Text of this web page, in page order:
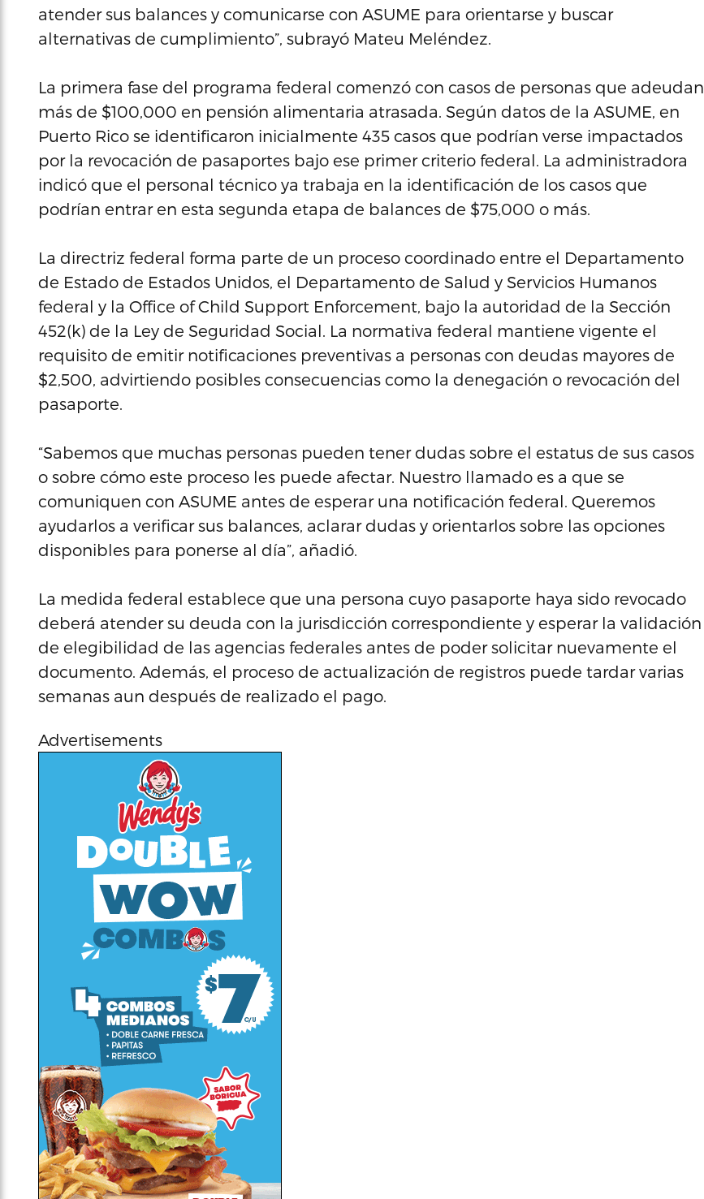
atender sus balances y comunicarse con ASUME para orientarse y buscar
alternativas de cumplimiento”, subrayó Mateu Meléndez.
La primera fase del programa federal comenzó con casos de personas que adeudan
más de $100,000 en pensión alimentaria atrasada. Según datos de la ASUME, en
Puerto Rico se identificaron inicialmente 435 casos que podrían verse impactados
por la revocación de pasaportes bajo ese primer criterio federal. La administradora
indicó que el personal técnico ya trabaja en la identificación de los casos que
podrían entrar en esta segunda etapa de balances de $75,000 o más.
La directriz federal forma parte de un proceso coordinado entre el Departamento
de Estado de Estados Unidos, el Departamento de Salud y Servicios Humanos
federal y la Office of Child Support Enforcement, bajo la autoridad de la Sección
452(k) de la Ley de Seguridad Social. La normativa federal mantiene vigente el
requisito de emitir notificaciones preventivas a personas con deudas mayores de
$2,500, advirtiendo posibles consecuencias como la denegación o revocación del
pasaporte.
“Sabemos que muchas personas pueden tener dudas sobre el estatus de sus casos
o sobre cómo este proceso les puede afectar. Nuestro llamado es a que se
comuniquen con ASUME antes de esperar una notificación federal. Queremos
ayudarlos a verificar sus balances, aclarar dudas y orientarlos sobre las opciones
disponibles para ponerse al día”, añadió.
La medida federal establece que una persona cuyo pasaporte haya sido revocado
deberá atender su deuda con la jurisdicción correspondiente y esperar la validación
de elegibilidad de las agencias federales antes de poder solicitar nuevamente el
documento. Además, el proceso de actualización de registros puede tardar varias
semanas aun después de realizado el pago.
Advertisements